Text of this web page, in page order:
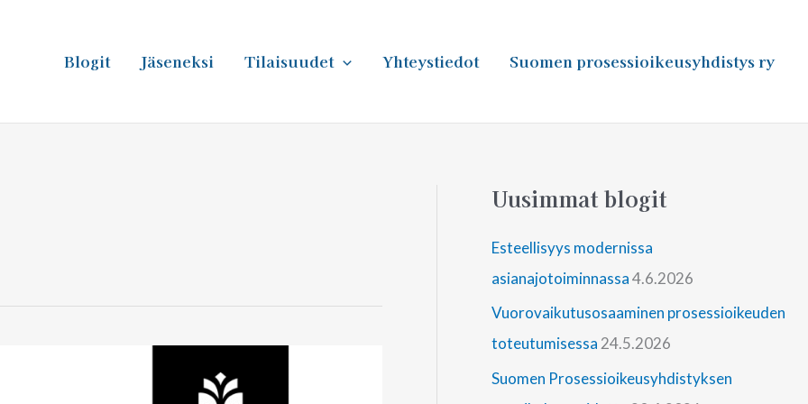
Blogit Jäseneksi Tilaisuudet Yhteystiedot Suomen prosessioikeusyhdistys ry
Uusimmat blogit
Esteellisyys modernissa
asianajotoiminnassa4.6.2026
Vuorovaikutusosaaminen prosessioikeuden
toteutumisessa24.5.2026
Suomen Prosessioikeusyhdistyksen